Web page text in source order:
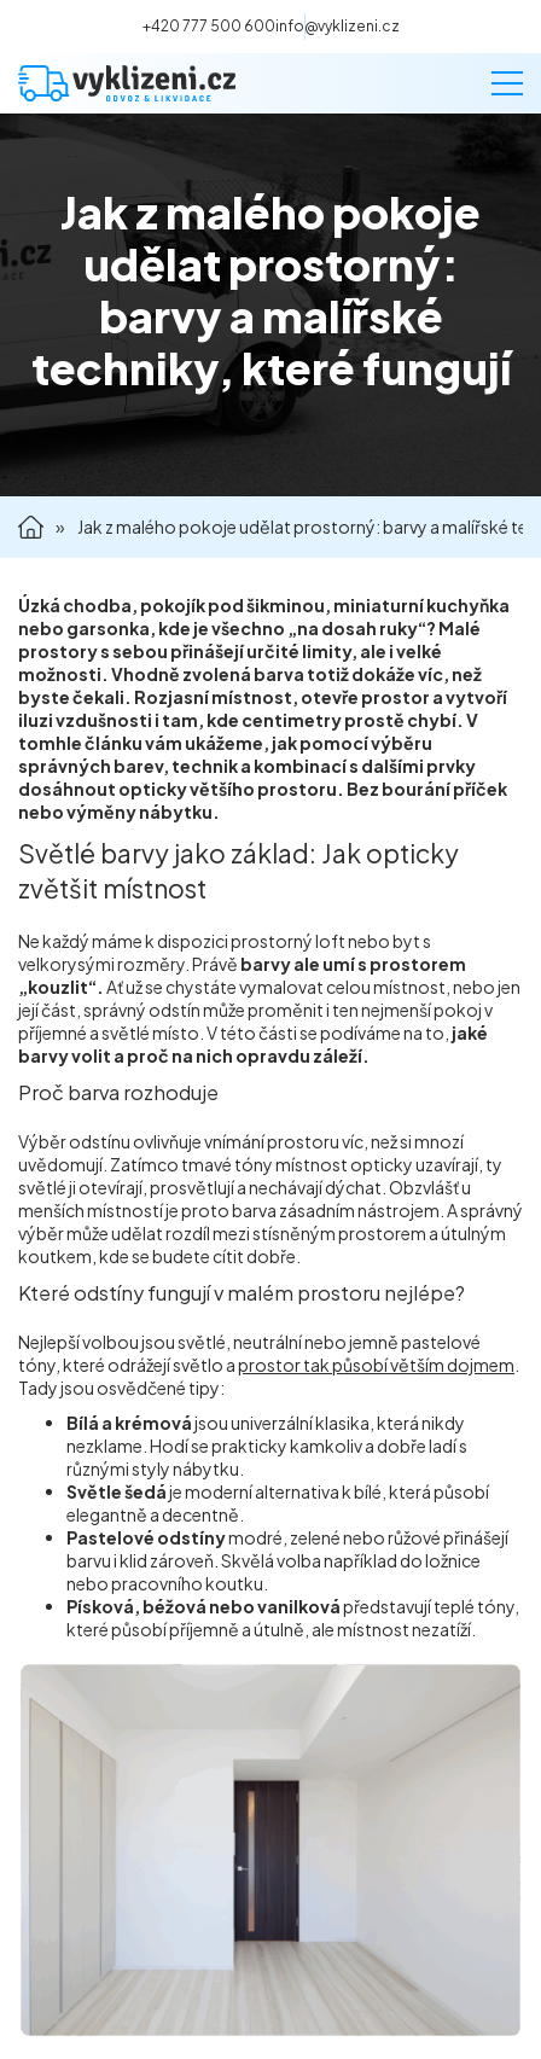
+420 777 500 600info@vyklizeni.cz
Vyklízení
Stěhování
Malování
Deratizace a dezinsekce
Úklid
Reference
Kontakt
Jak z malého pokoje
udělat prostorný:
barvy a malířské
techniky, které fungují
» Jak z malého pokoje udělat prostorný: barvy a malířské
Úzká chodba, pokojík pod šikminou, miniaturní kuchyňka
nebo garsonka, kde je všechno „na dosah ruky“? Malé
prostory s sebou přinášejí určité limity, ale i velké
možnosti. Vhodně zvolená barva totiž dokáže víc, než
byste čekali. Rozjasní místnost, otevře prostor a vytvoří
iluzi vzdušnosti i tam, kde centimetry prostě chybí. V
tomhle článku vám ukážeme, jak pomocí výběru
správných barev, technik a kombinací s dalšími prvky
dosáhnout opticky většího prostoru. Bez bourání příček
nebo výměny nábytku.
Světlé barvy jako základ: Jak opticky
zvětšit místnost
Ne každý máme k dispozici prostorný loft nebo byt s
velkorysými rozměry. Právě barvy ale umí s prostorem
„kouzlit“. Ať už se chystáte vymalovat celou místnost, nebo jen
její část, správný odstín může proměnit i ten nejmenší pokoj v
příjemné a světlé místo. V této části se podíváme na to, jaké
barvy volit a proč na nich opravdu záleží.
Proč barva rozhoduje
Výběr odstínu ovlivňuje vnímání prostoru víc, než si mnozí
uvědomují. Zatímco tmavé tóny místnost opticky uzavírají, ty
světlé ji otevírají, prosvětlují a nechávají dýchat. Obzvlášť u
menších místností je proto barva zásadním nástrojem. A správný
výběr může udělat rozdíl mezi stísněným prostorem a útulným
koutkem, kde se budete cítit dobře.
Které odstíny fungují v malém prostoru nejlépe?
Nejlepší volbou jsou světlé, neutrální nebo jemně pastelové
tóny, které odrážejí světlo aprostor tak působí větším dojmem
Tady jsou osvědčené tipy:
Bílá a krémovájsou univerzální klasika, která nikdy
nezklame. Hodí se prakticky kamkoliv a dobře ladí s
různými styly nábytku.
Světle šedáje moderní alternativa k bílé, která působí
elegantně a decentně.
Pastelové odstínymodré, zelené nebo růžové přinášejí
barvu i klid zároveň. Skvělá volba například do ložnice
nebo pracovního koutku.
Písková, béžová nebo vanilkovápředstavují teplé tóny,
které působí příjemně a útulně, ale místnost nezatíží.